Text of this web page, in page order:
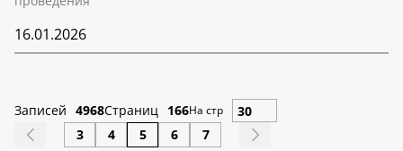
16.01.2026
Записей 4968Страниц 166На стр
3 4 5 6 7